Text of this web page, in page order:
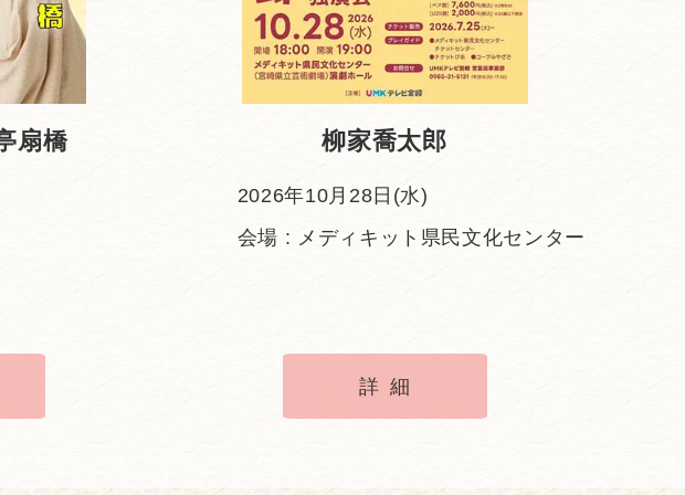
扇橋 柳家喬太郎
2026年10月28日(水)
会場 : メディキット県民文化センター
詳細